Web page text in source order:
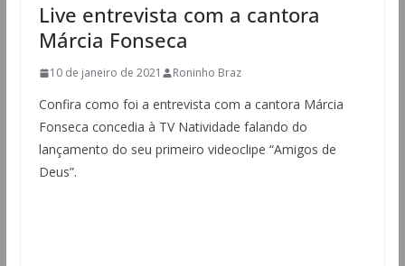
Live entrevista com a cantora
Márcia Fonseca
10 de janeiro de 2021 Roninho Braz
Confira como foi a entrevista com a cantora Márcia
Fonseca concedia à TV Natividade falando do
lançamento do seu primeiro videoclipe “Amigos de
Deus”.